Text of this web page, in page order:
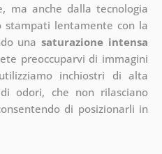
ma anche dalla tecnologia
stampati lentamente con la
unasaturazione intensa
preoccuparvi di immagini
inchiostri di alta
odori, che non rilasciano
di posizionarli in